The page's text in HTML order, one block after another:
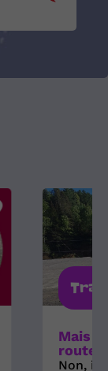
Mais
route
Non, il